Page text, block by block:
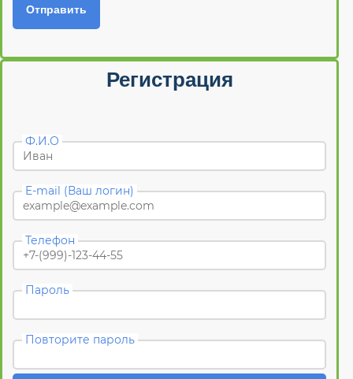
Отправить
Регистрация
Ф.И.О
E-mail (Ваш логин)
Телефон
Пароль
Повторите пароль